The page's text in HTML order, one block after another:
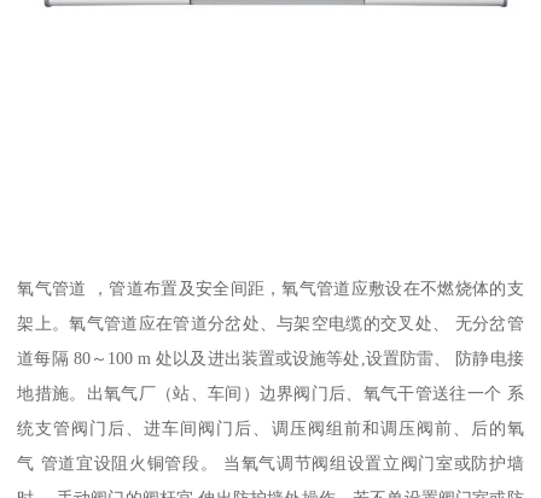
氧气管道 ，管道布置及安全间距，氧气管道应敷设在不燃烧体的支
架上。氧气管道应在管道分岔处、与架空电缆的交叉处、 无分岔管
道每隔 80～100 m 处以及进出装置或设施等处,设置防雷、 防静电接
地措施。出氧气厂（站、车间）边界阀门后、氧气干管送往一个 系
统支管阀门后、进车间阀门后、调压阀组前和调压阀前、后的氧
气 管道宜设阻火铜管段。 当氧气调节阀组设置立阀门室或防护墙